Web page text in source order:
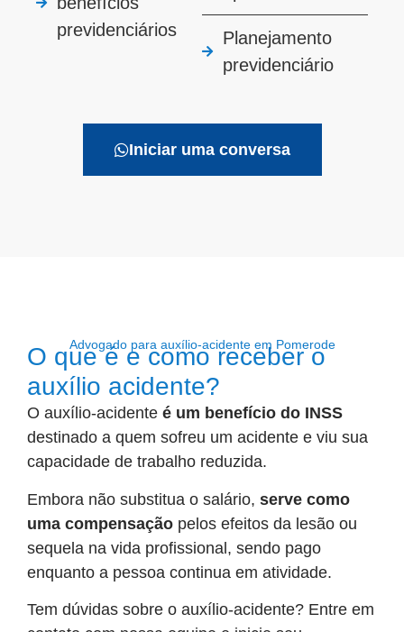
previdenciários
Planejamento
previdenciário
Iniciar uma conversa
Advogado para auxílio-acidente em Pomerode
O que é e como receber o
auxílio acidente?
O auxílio-acidente é um benefício do INSS
destinado a quem sofreu um acidente e viu sua
capacidade de trabalho reduzida.
Embora não substitua o salário, serve como
uma compensação pelos efeitos da lesão ou
sequela na vida profissional, sendo pago
enquanto a pessoa continua em atividade.
Tem dúvidas sobre o auxílio-acidente? Entre em